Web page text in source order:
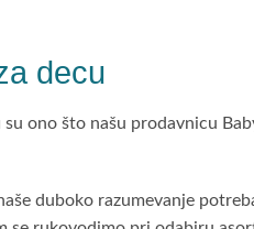
decu
su ono što našu prodavnicu
duboko razumevanje